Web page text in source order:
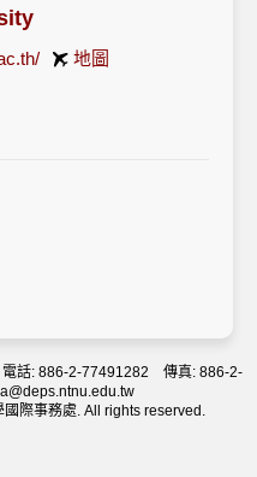
地圖
話: 886-2-77491282 傳真: 886-2-
際事務處. All rights reserved.